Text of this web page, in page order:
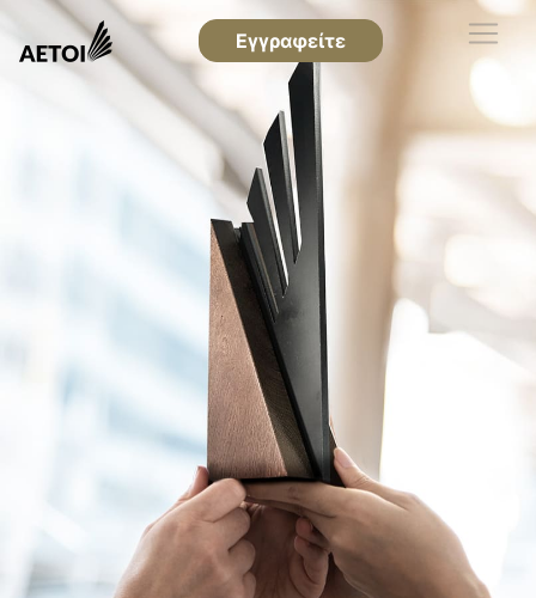
Εγγραφείτε